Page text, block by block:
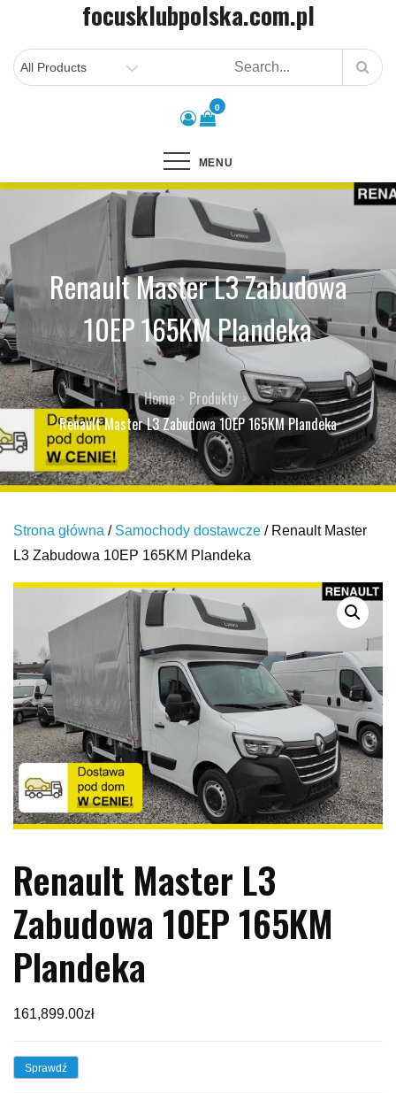
content
focusklubpolska.com.pl
0
MENU
Renault Master L3 Zabudowa
10EP 165KM Plandeka
Home
Produkty
Renault Master L3 Zabudowa 10EP 165KM Plandeka
Strona główna / Samochody dostawcze / Renault Master
L3 Zabudowa 10EP 165KM Plandeka
Renault Master L3
Zabudowa 10EP 165KM
Plandeka
161,899.00zł
Sprawdź